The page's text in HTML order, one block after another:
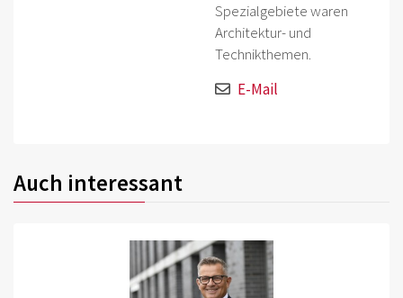
Spezialgebiete waren
Architektur- und
Technikthemen.
E-Mail
Auch interessant